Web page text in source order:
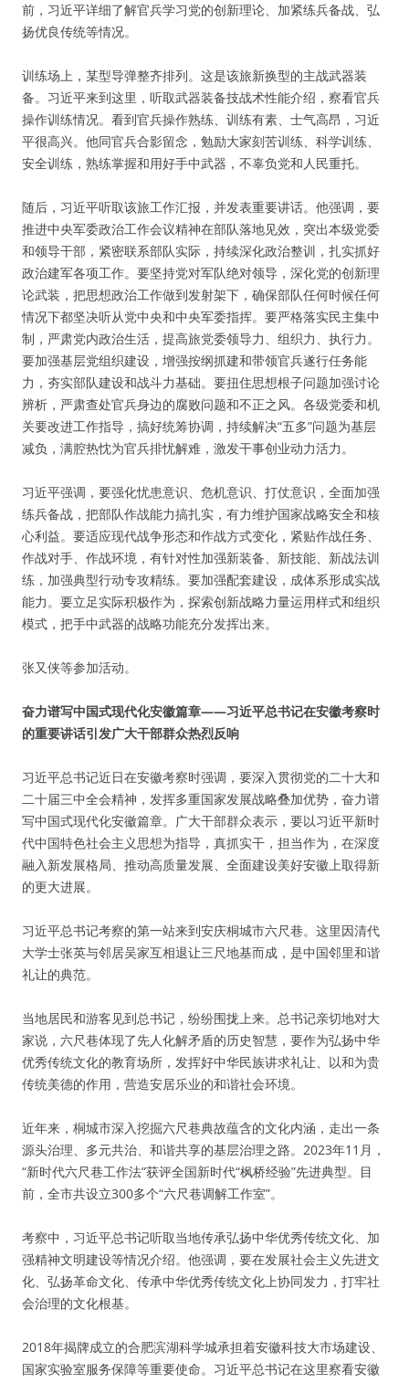
前，习近平详细了解官兵学习党的创新理论、加紧练兵备战、弘
扬优良传统等情况。
训练场上，某型导弹整齐排列。这是该旅新换型的主战武器装
备。习近平来到这里，听取武器装备技战术性能介绍，察看官兵
操作训练情况。看到官兵操作熟练、训练有素、士气高昂，习近
平很高兴。他同官兵合影留念，勉励大家刻苦训练、科学训练、
安全训练，熟练掌握和用好手中武器，不辜负党和人民重托。
随后，习近平听取该旅工作汇报，并发表重要讲话。他强调，要
推进中央军委政治工作会议精神在部队落地见效，突出本级党委
和领导干部，紧密联系部队实际，持续深化政治整训，扎实抓好
政治建军各项工作。要坚持党对军队绝对领导，深化党的创新理
论武装，把思想政治工作做到发射架下，确保部队任何时候任何
情况下都坚决听从党中央和中央军委指挥。要严格落实民主集中
制，严肃党内政治生活，提高旅党委领导力、组织力、执行力。
要加强基层党组织建设，增强按纲抓建和带领官兵遂行任务能
力，夯实部队建设和战斗力基础。要扭住思想根子问题加强讨论
辨析，严肃查处官兵身边的腐败问题和不正之风。各级党委和机
关要改进工作指导，搞好统筹协调，持续解决“五多”问题为基层
减负，满腔热忱为官兵排忧解难，激发干事创业动力活力。
习近平强调，要强化忧患意识、危机意识、打仗意识，全面加强
练兵备战，把部队作战能力搞扎实，有力维护国家战略安全和核
心利益。要适应现代战争形态和作战方式变化，紧贴作战任务、
作战对手、作战环境，有针对性加强新装备、新技能、新战法训
练，加强典型行动专攻精练。要加强配套建设，成体系形成实战
能力。要立足实际积极作为，探索创新战略力量运用样式和组织
模式，把手中武器的战略功能充分发挥出来。
张又侠等参加活动。
奋力谱写中国式现代化安徽篇章——习近平总书记在安徽考察时
的重要讲话引发广大干部群众热烈反响
习近平总书记近日在安徽考察时强调，要深入贯彻党的二十大和
二十届三中全会精神，发挥多重国家发展战略叠加优势，奋力谱
写中国式现代化安徽篇章。广大干部群众表示，要以习近平新时
代中国特色社会主义思想为指导，真抓实干，担当作为，在深度
融入新发展格局、推动高质量发展、全面建设美好安徽上取得新
的更大进展。
习近平总书记考察的第一站来到安庆桐城市六尺巷。这里因清代
大学士张英与邻居吴家互相退让三尺地基而成，是中国邻里和谐
礼让的典范。
当地居民和游客见到总书记，纷纷围拢上来。总书记亲切地对大
家说，六尺巷体现了先人化解矛盾的历史智慧，要作为弘扬中华
优秀传统文化的教育场所，发挥好中华民族讲求礼让、以和为贵
传统美德的作用，营造安居乐业的和谐社会环境。
近年来，桐城市深入挖掘六尺巷典故蕴含的文化内涵，走出一条
源头治理、多元共治、和谐共享的基层治理之路。2023年11月，
“新时代六尺巷工作法”获评全国新时代“枫桥经验”先进典型。目
前，全市共设立300多个“六尺巷调解工作室”。
考察中，习近平总书记听取当地传承弘扬中华优秀传统文化、加
强精神文明建设等情况介绍。他强调，要在发展社会主义先进文
化、弘扬革命文化、传承中华优秀传统文化上协同发力，打牢社
会治理的文化根基。
2018年揭牌成立的合肥滨湖科学城承担着安徽科技大市场建设、
国家实验室服务保障等重要使命。习近平总书记在这里察看安徽